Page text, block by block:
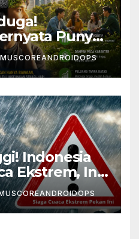
Punya
Pada
Ini
Indonesia
Ekstrem, Ini